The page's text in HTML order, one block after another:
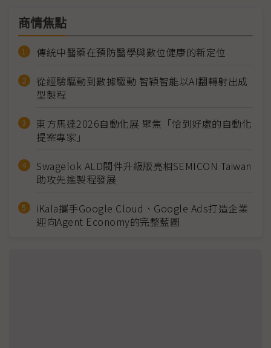
商情焦點
傳統中醫藥在預防醫學與數位健康的新定位
從經驗驅動到數據驅動 智穎智能以AI翻轉射出成
型製程
東方馬達2026自動化展 聚焦「恰到好處的自動化
提案專家」
Swagelok ALD閥件升級版亮相SEMICON Taiwan
助攻先進製程發展
iKala攜手Google Cloud、Google Ads打造企業
迎向Agent Economy的完整藍圖